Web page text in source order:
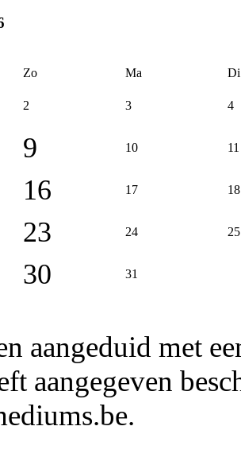
Zo Ma Di
2 3 4
9 10 11
16 17 18
23 24 25
30 31
aangeduid met
aangegeven